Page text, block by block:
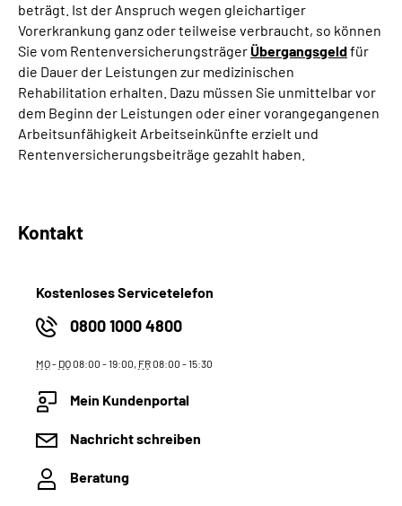
beträgt. Ist der Anspruch wegen gleichartiger
Vorerkrankung ganz oder teilweise verbraucht, so können
Sie vom RentenversicherungsträgerÜbergangsgeldfür
die Dauer der Leistungen zur medizinischen
Rehabilitation erhalten. Dazu müssen Sie unmittelbar vor
dem Beginn der Leistungen oder einer vorangegangenen
Arbeitsunfähigkeit Arbeitseinkünfte erzielt und
Rentenversicherungsbeiträge gezahlt haben.
Kontakt
Kostenloses Servicetelefon
0800 1000 4800
MO- DO08:00 - 19:00, FR08:00 - 15:30
Mein Kundenportal
Nachricht schreiben
Beratung